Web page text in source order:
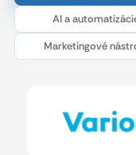
AI a
Marketingové